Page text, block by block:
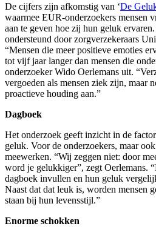
De cijfers zijn afkomstig van ‘De
waarmee EUR-onderzoekers mensen
aan te geven hoe zij hun geluk
ondersteund door zorgverzekeraars
“Mensen die meer positieve emoties
tot vijf jaar langer dan mensen die
onderzoeker Wido Oerlemans uit.
vergoeden als mensen ziek zijn, maar
proactieve houding aan.”
Dagboek
Het onderzoek geeft inzicht in de
geluk. Voor de onderzoekers, maar
meewerken. “Wij zeggen niet: door
word je gelukkiger”, zegt Oerlemans.
dagboek invullen en hun geluk
Naast dat dat leuk is, worden mensen
staan bij hun levensstijl.”
Enorme schokken